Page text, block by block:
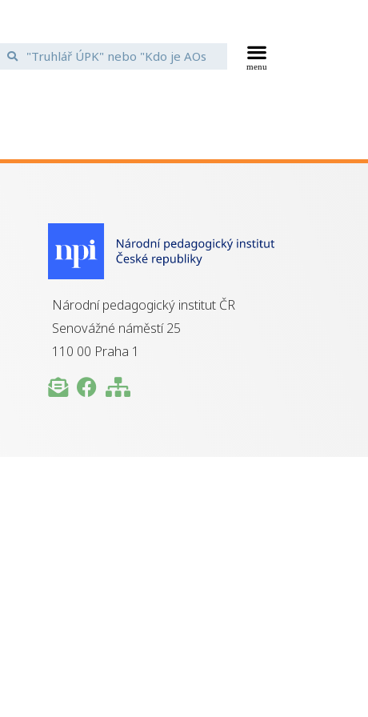
Národní pedagogický institut ČR
Senovážné náměstí 25
110 00 Praha 1